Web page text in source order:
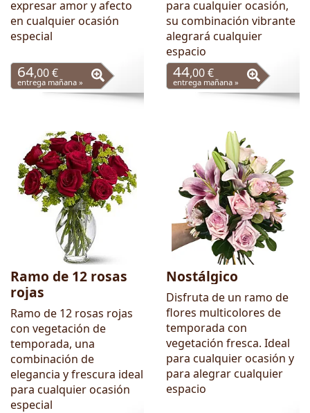
expresar amor y afecto
en cualquier ocasión
especial
64,00 €
entrega mañana »
para cualquier ocasión,
su combinación vibrante
alegrará cualquier
espacio
44,00 €
entrega mañana »
Ramo de 12 rosas
rojas
Ramo de 12 rosas rojas
con vegetación de
temporada, una
combinación de
elegancia y frescura ideal
para cualquier ocasión
especial
Nostálgico
Disfruta de un ramo de
flores multicolores de
temporada con
vegetación fresca. Ideal
para cualquier ocasión y
para alegrar cualquier
espacio